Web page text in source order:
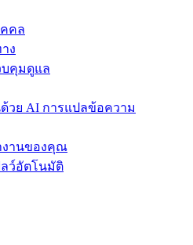
คล
ง
บคุมดูแล
วย AI การแปลข้อความ
งานของคุณ
ลว์อัตโนมัติ